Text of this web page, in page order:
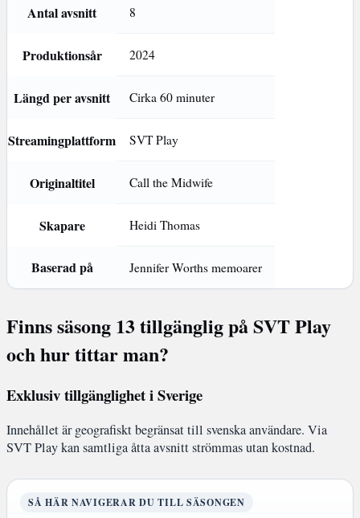
Antal avsnitt 8
Produktionsår 2024
Längd per avsnitt Cirka 60 minuter
Streamingplattform SVT Play
Originaltitel Call the Midwife
Skapare Heidi Thomas
Baserad på Jennifer Worths memoarer
Finns säsong 13 tillgänglig på SVT Play
och hur tittar man?
Exklusiv tillgänglighet i Sverige
Innehållet är geografiskt begränsat till svenska användare. Via
SVT Play kan samtliga åtta avsnitt strömmas utan kostnad.
SÅ HÄR NAVIGERAR DU TILL SÄSONGEN